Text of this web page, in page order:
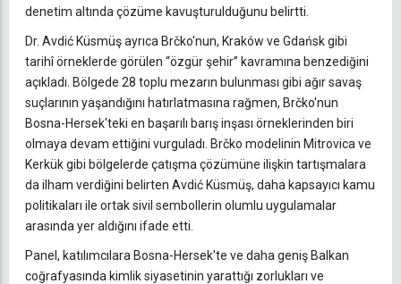
denetim altında çözüme kavuşturulduğunu belirtti.
Dr. Avdić Küsmüş ayrıca Brčko'nun, Kraków ve Gdańsk gibi
tarihî örneklerde görülen “özgür şehir” kavramına benzediğini
açıkladı. Bölgede 28 toplu mezarın bulunması gibi ağır savaş
suçlarının yaşandığını hatırlatmasına rağmen, Brčko'nun
Bosna-Hersek'teki en başarılı barış inşası örneklerinden biri
olmaya devam ettiğini vurguladı. Brčko modelinin Mitrovica ve
Kerkük gibi bölgelerde çatışma çözümüne ilişkin tartışmalara
da ilham verdiğini belirten Avdić Küsmüş, daha kapsayıcı kamu
politikaları ile ortak sivil sembollerin olumlu uygulamalar
arasında yer aldığını ifade etti.
Panel, katılımcılara Bosna-Hersek'te ve daha geniş Balkan
coğrafyasında kimlik siyasetinin yarattığı zorlukları ve